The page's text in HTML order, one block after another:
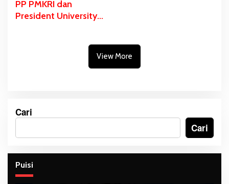
PP PMKRI dan
President University
View More
Cari
Cari
Puisi